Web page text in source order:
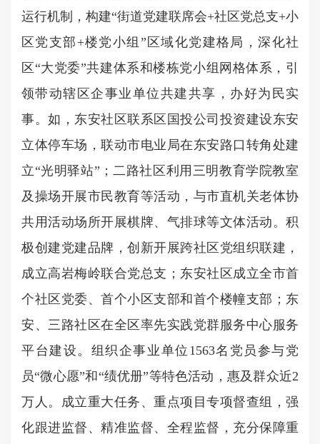
运行机制，构建“街道党建联席会+社区党总支+小
区党支部+楼党小组”区域化党建格局，深化社
区“大党委”共建体系和楼栋党小组网格体系，引
领带动辖区企事业单位共建共享，办好为民实
事。如，东安社区联系区国投公司投资建设东安
立体停车场，联动市电业局在东安路口转角处建
立“光明驿站”；二路社区利用三明教育学院教室
及操场开展市民教育等活动，与市直机关老体协
共用活动场所开展棋牌、气排球等文体活动。积
极创建党建品牌，创新开展跨社区党组织联建，
成立高岩梅岭联合党总支；东安社区成立全市首
个社区党委、首个小区支部和首个楼幢支部；东
安、三路社区在全区率先实践党群服务中心服务
平台建设。组织企事业单位1563名党员参与党
员“微心愿”和“绩优册”等特色活动，惠及群众近2
万人。成立重大任务、重点项目专项督查组，强
化跟进监督、精准监督、全程监督，充分保障重